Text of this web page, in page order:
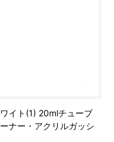
イト(1) 20mlチューブ
ナー・アクリルガッシ